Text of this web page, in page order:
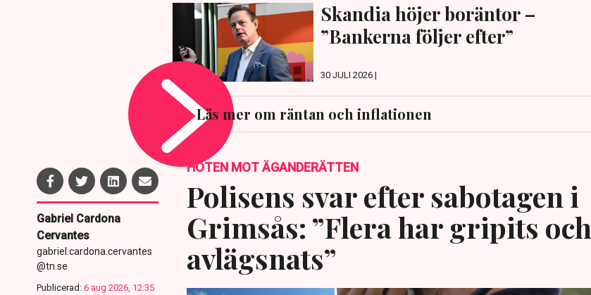
Skandia höjer boräntor –
”Bankerna följer efter”
30 JULI 2026 |
Läs mer om räntan och inflationen
Gabriel Cardona
Cervantes
gabriel.cardona.cervantes
@tn.se
Publicerad: 6 aug 2026, 12:35
HOTEN MOT ÄGANDERÄTTEN
Polisens svar efter sabotagen i
Grimsås: ”Flera har gripits och
avlägsnats”